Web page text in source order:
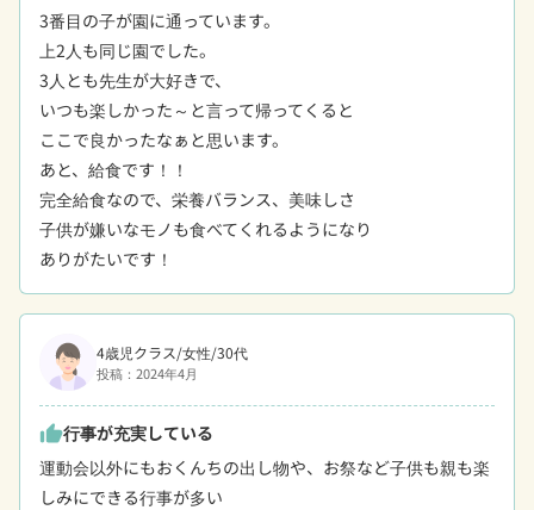
3番目の子が園に通っています。
上2人も同じ園でした。
3人とも先生が大好きで、
いつも楽しかった～と言って帰ってくると
ここで良かったなぁと思います。
あと、給食です！！
完全給食なので、栄養バランス、美味しさ
子供が嫌いなモノも食べてくれるようになり
ありがたいです！
4歳児クラス/女性/30代
投稿：2024年4月
thumb_up行事が充実している
運動会以外にもおくんちの出し物や、お祭など子供も親も楽
しみにできる行事が多い